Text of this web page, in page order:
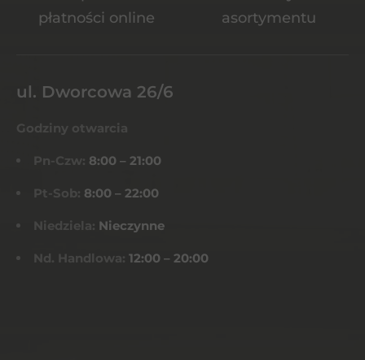
płatności online
asortymentu
ul. Dworcowa 26/6
Godziny otwarcia
Pn-Czw: 8:00 – 21:00
Pt-Sob: 8:00 – 22:00
Niedziela: Nieczynne
Nd. Handlowa: 12:00 – 20:00